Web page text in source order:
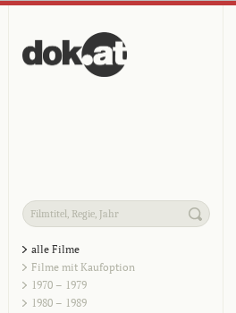
alle Filme
Filme mit Kaufoption
1970 – 1979
1980 – 1989